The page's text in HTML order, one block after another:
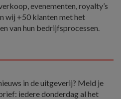
evenementen, royalty’s
wij +50 klanten met het
van hun bedrijfsprocessen.
in de uitgeverij? Meld je
iedere donderdag al het